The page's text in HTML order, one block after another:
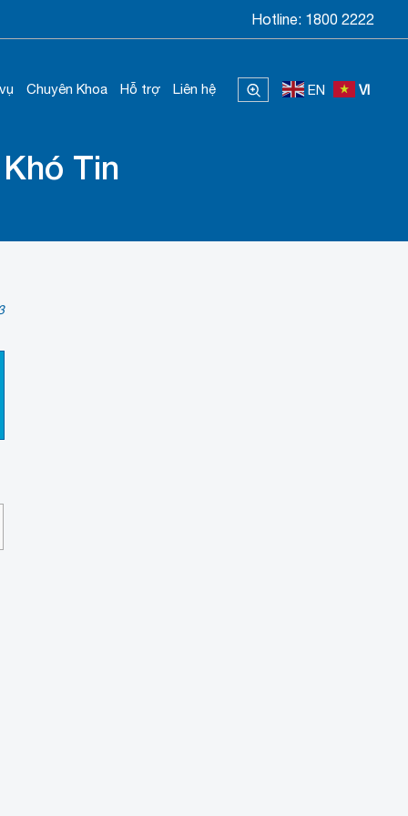
Hotline: 1800 2222
Chuyên Khoa Hỗ trợ Liên hệ EN VI
Tin